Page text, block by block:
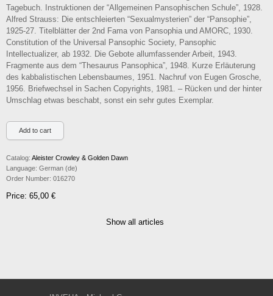
Tagebuch. Instruktionen der “Allgemeinen Pansophischen Schule”, 1928.
Alfred Strauss: Die entschleierten “Sexualmysterien” der “Pansophie”,
1925-27. Titelblätter der 2nd Fama von Pansophia und AMORC, 1930.
Constitution of the Universal Pansophic Society, Pansophic
Intellectualizer, ab 1932. Die Gebote allumfassender Arbeit, 1943.
Fragmente aus dem “Thesaurus Pansophica”, 1948. Kurze Erläuterung
des kabbalistischen Lebensbaumes, 1951. Nachruf von Eugen Grosche,
1956. Briefwechsel in Sachen Copyrights, 1981. – Rücken und der hinter
Umschlag etwas beschabt, sonst ein sehr gutes Exemplar.
Catalog: Aleister Crowley & Golden Dawn
Language: German (de)
Order Number: 016270
Price: 65,00 €
Show all articles